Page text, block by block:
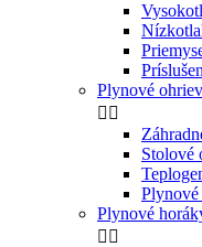
Plynové
 
Stolové
Plynové
Plynové
 